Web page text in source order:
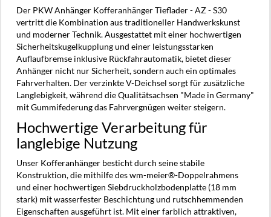
Der PKW Anhänger Kofferanhänger Tieflader - AZ - S30
vertritt die Kombination aus traditioneller Handwerkskunst
und moderner Technik. Ausgestattet mit einer hochwertigen
Sicherheitskugelkupplung und einer leistungsstarken
Auflaufbremse inklusive Rückfahrautomatik, bietet dieser
Anhänger nicht nur Sicherheit, sondern auch ein optimales
Fahrverhalten. Der verzinkte V-Deichsel sorgt für zusätzliche
Langlebigkeit, während die Qualitätsachsen "Made in Germany"
mit Gummifederung das Fahrvergnügen weiter steigern.
Hochwertige Verarbeitung für
langlebige Nutzung
Unser Kofferanhänger besticht durch seine stabile
Konstruktion, die mithilfe des wm-meier®-Doppelrahmens
und einer hochwertigen Siebdruckholzbodenplatte (18 mm
stark) mit wasserfester Beschichtung und rutschhemmenden
Eigenschaften ausgeführt ist. Mit einer farblich attraktiven,